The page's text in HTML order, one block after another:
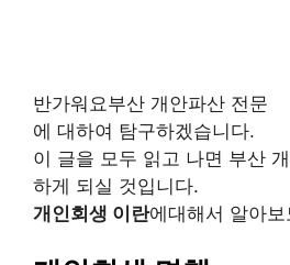
반가워요부산 개안파산 전문
에 대하여 탐구하겠습니다.
이 글을 모두 읽고 나면 부산
하게 되실 것입니다.
개인회생 이란에대해서 알아